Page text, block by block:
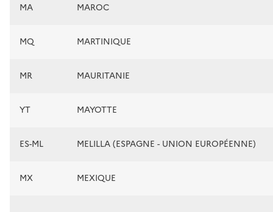
MA MAROC
MQ MARTINIQUE
MR MAURITANIE
YT MAYOTTE
ES-ML MELILLA (ESPAGNE - UNION EUROPÉENNE)
MX MEXIQUE